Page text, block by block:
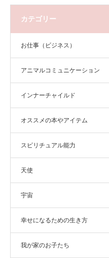
カテゴリー
お仕事（ビジネス）
アニマルコミュニケーション
インナーチャイルド
オススメの本やアイテム
スピリチュアル能力
天使
宇宙
幸せになるための生き方
我が家のお子たち